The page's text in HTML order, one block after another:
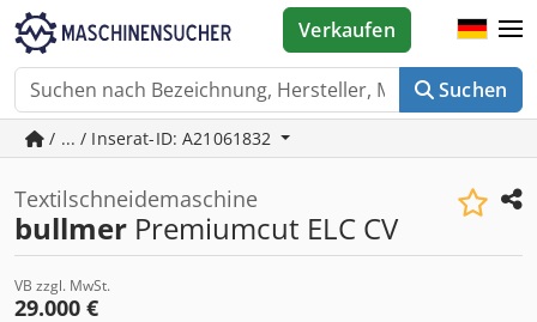
Suchen
Verkaufen
/ ... / Inserat-ID: A21061832
Textilschneidemaschine
bullmer Premiumcut ELC CV
VB zzgl. MwSt.
29.000 €